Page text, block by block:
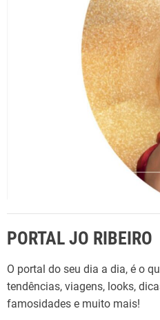
PORTAL JO RIBEIRO
O portal do seu dia a dia, é o
tendências, viagens, looks,
famosidades e muito mais!